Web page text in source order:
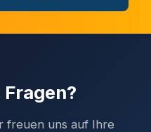
Fragen?
freuen uns auf Ihre